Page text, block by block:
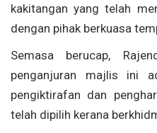
kakitangan yang telah
dengan pihak berkuasa
Semasa berucap,
penganjuran majlis ini
pengiktirafan dan
telah dipilih kerana